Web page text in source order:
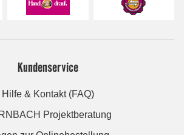
Kundenservice
Hilfe & Kontakt (FAQ)
Projektberatung